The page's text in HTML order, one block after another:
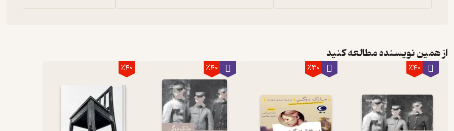
از همین نویسنده مطالعه کنید
٪40 ٪30 ٪40 ٪40